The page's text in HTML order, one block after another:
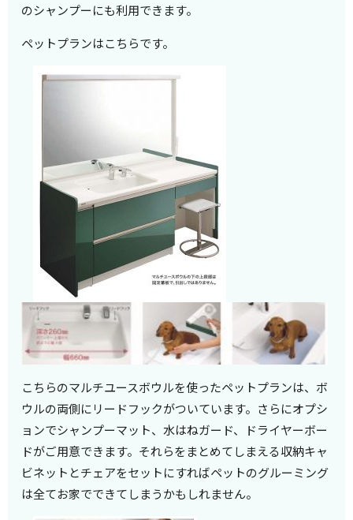
のシャンプーにも利用できます。
ペットプランはこちらです。
こちらのマルチユースボウルを使ったペットプランは、ボ
ウルの両側にリードフックがついています。さらにオプシ
ョンでシャンプーマット、水はねガード、ドライヤーボー
ドがご用意できます。それらをまとめてしまえる収納キャ
ビネットとチェアをセットにすればペットのグルーミング
は全てお家でできてしまうかもしれません。